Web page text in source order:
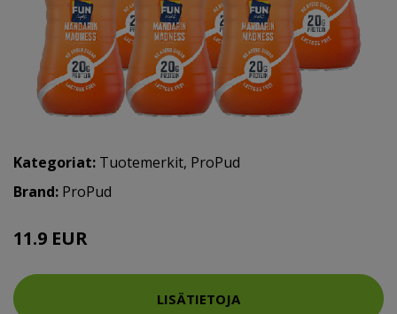
Kategoriat: Tuotemerkit, ProPud
Brand: ProPud
11.9 EUR
LISÄTIETOJA